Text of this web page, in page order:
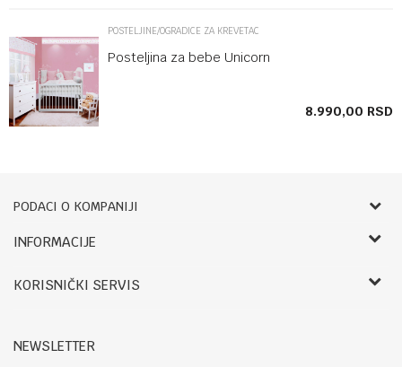
POSTELJINE/OGRADICE ZA KREVETAC
Posteljina za bebe Unicorn
8.990,00 RSD
PODACI O KOMPANIJI
Bebbco
RADNO VREME:
Subota: 09-13h
INFORMACIJE
Zaposlenje
Kontakt
KORISNIČKI SERVIS
Reklamacije i reklamacioni list
NEWSLETTER